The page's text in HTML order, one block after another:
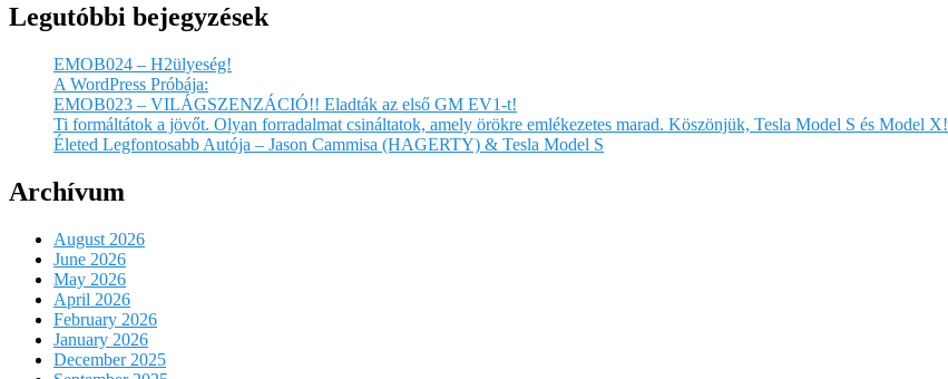
Legutóbbi bejegyzések
EMOB024 – H2ülyeség!
A WordPress Próbája:
EMOB023 – VILÁGSZENZÁCIÓ!! Eladták az első GM EV1-t!
Ti formáltátok a jövőt. Olyan forradalmat csináltatok, amely örökre emlékezetes marad. Köszönjük, Tesla Model S és Model X!
Életed Legfontosabb Autója – Jason Cammisa (HAGERTY) & Tesla Model S
Archívum
August 2026
June 2026
May 2026
April 2026
February 2026
January 2026
December 2025